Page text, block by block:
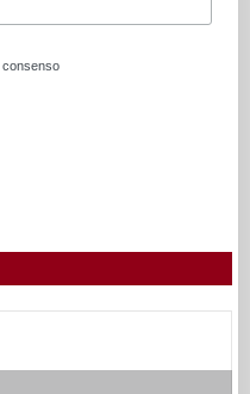
consenso